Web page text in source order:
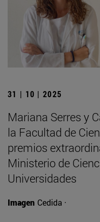
31 | 10 | 2025
Mariana Serres y
la Facultad de
premios
Ministerio de
Universidades
Imagen Cedida ·